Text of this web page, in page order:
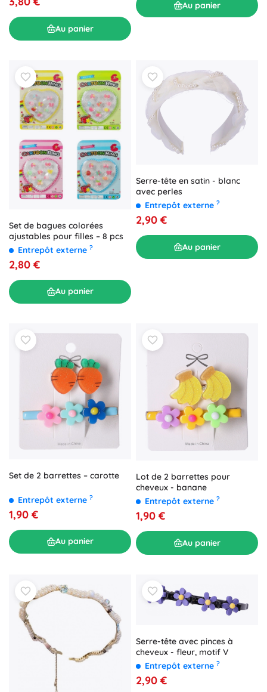
Au panier
Au panier
Set de bagues colorées
ajustables pour filles – 8 pcs
Entrepôt externe ?
2,80 €
Au panier
Serre-tête en satin - blanc
avec perles
Entrepôt externe ?
2,90 €
Au panier
Set de 2 barrettes – carotte
Entrepôt externe ?
1,90 €
Au panier
Lot de 2 barrettes pour
cheveux - banane
Entrepôt externe ?
1,90 €
Au panier
Serre-tête avec pinces à
cheveux - fleur, motif V
Entrepôt externe ?
2,90 €